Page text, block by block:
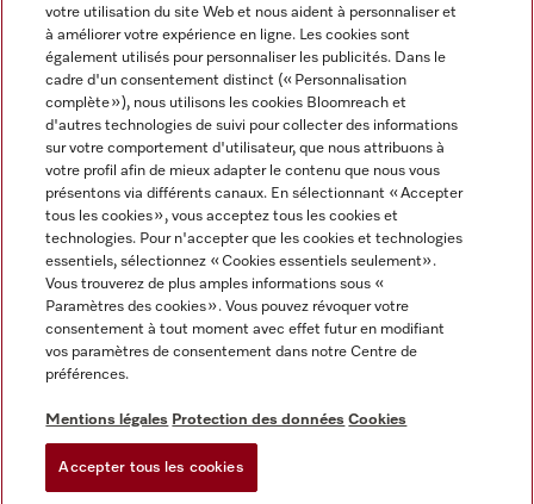
Informations légales
CGV
Conditions d’utilisation
Déclaration d'accessibilité
Digital Services Act
Miele sur Instagram
Miele sur Youtube
votre utilisation du site Web et nous aident à personnaliser et
à améliorer votre expérience en ligne. Les cookies sont
également utilisés pour personnaliser les publicités. Dans le
cadre d'un consentement distinct (« Personnalisation
complète »), nous utilisons les cookies Bloomreach et
d'autres technologies de suivi pour collecter des informations
sur votre comportement d'utilisateur, que nous attribuons à
votre profil afin de mieux adapter le contenu que nous vous
présentons via différents canaux. En sélectionnant « Accepter
tous les cookies », vous acceptez tous les cookies et
technologies. Pour n'accepter que les cookies et technologies
essentiels, sélectionnez « Cookies essentiels seulement».
Vous trouverez de plus amples informations sous «
Paramètres des cookies ». Vous pouvez révoquer votre
consentement à tout moment avec effet futur en modifiant
vos paramètres de consentement dans notre Centre de
préférences.
Mentions légales Protection des données Cookies
Accepter tous les cookies